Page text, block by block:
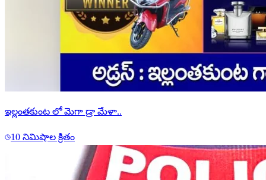
ఇల్లంతకుంట లో మెగా డ్రా మేళా..
10 నిమిషాల క్రితం